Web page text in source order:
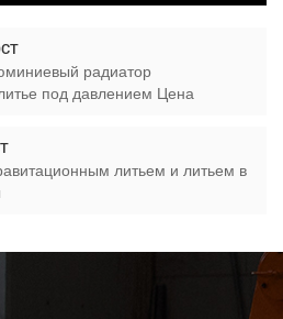
радиатор
под давлением Цена
литьем и литьем в